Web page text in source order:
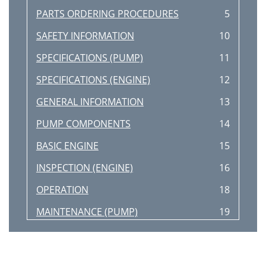
PARTS ORDERING PROCEDURES
5
SAFETY INFORMATION
10
SPECIFICATIONS (PUMP)
11
SPECIFICATIONS (ENGINE)
12
GENERAL INFORMATION
13
PUMP COMPONENTS
14
BASIC ENGINE
15
INSPECTION (ENGINE)
16
OPERATION
18
MAINTENANCE (PUMP)
19
MAINTENANCE (ENGINE)
21